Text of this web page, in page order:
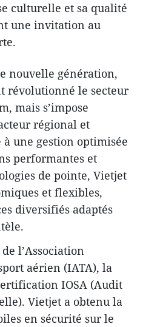
culturelle et sa qualité
une invitation au
nouvelle génération,
révolutionné le secteur
mais s’impose
régional et
une gestion optimisée
performantes et
de pointe, Vietjet
et flexibles,
diversifiés adaptés
l’Association
aérien (IATA), la
IOSA (Audit
Vietjet a obtenu la
en sécurité sur le